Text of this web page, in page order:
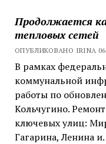
Продолжается
тепловых сетей
ОПУБЛИКОВАНО IRINA
В рамках
коммунальной
работы по
Кольчугино.
ключевых улиц:
Гагарина, Ленина